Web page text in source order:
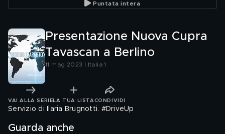
Puntata intera
Presentazione Nuova Cupra
Tavascan a Berlino
11 mag 2023 | Italia 1
VAI ALLA SERIE LA TUA LISTA CONDIVIDI
Servizio di Ilaria Brugnotti. #DriveUp
Guarda anche